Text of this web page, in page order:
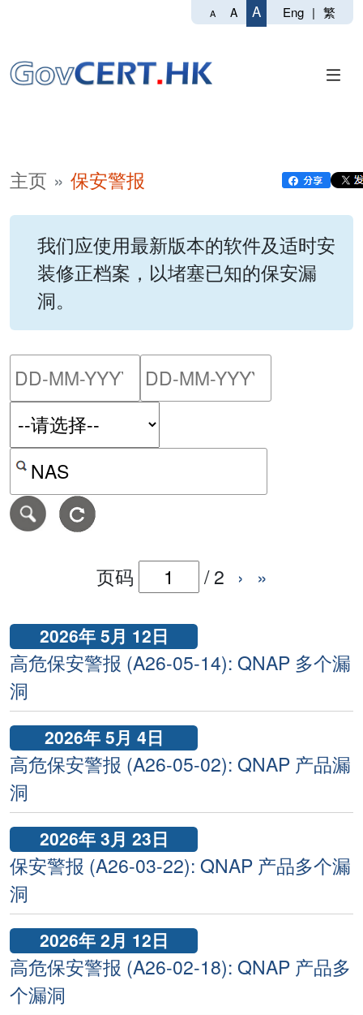
A A A Eng | 繁
主页 保安警报
我们应使用最新版本的软件及适时安
装修正档案，以堵塞已知的保安漏
洞。
请输入搜索日期范围的开
按关键字或 CVE ID 搜寻保安警报
页码 /2 › »
2026年 5月 12日
高危保安警报 (A26-05-14): QNAP 多个漏
洞
2026年 5月 4日
高危保安警报 (A26-05-02): QNAP 产品漏
洞
2026年 3月 23日
保安警报 (A26-03-22): QNAP 产品多个漏
洞
2026年 2月 12日
高危保安警报 (A26-02-18): QNAP 产品多
个漏洞